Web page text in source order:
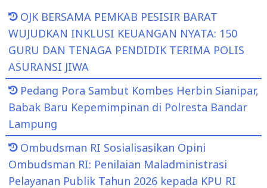
OJK BERSAMA PEMKAB PESISIR BARAT
WUJUDKAN INKLUSI KEUANGAN NYATA: 150
GURU DAN TENAGA PENDIDIK TERIMA POLIS
ASURANSI JIWA
Pedang Pora Sambut Kombes Herbin Sianipar,
Babak Baru Kepemimpinan di Polresta Bandar
Lampung
Ombudsman RI Sosialisasikan Opini
Ombudsman RI: Penilaian Maladministrasi
Pelayanan Publik Tahun 2026 kepada KPU RI